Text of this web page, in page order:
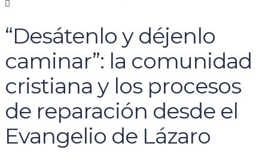
“Desátenlo y déjenlo
caminar”: la comunidad
cristiana y los procesos
de reparación desde el
Evangelio de Lázaro